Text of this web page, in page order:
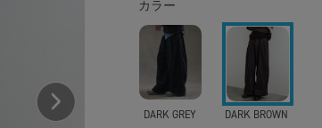
カラー
DARK GREY DARK BROWN